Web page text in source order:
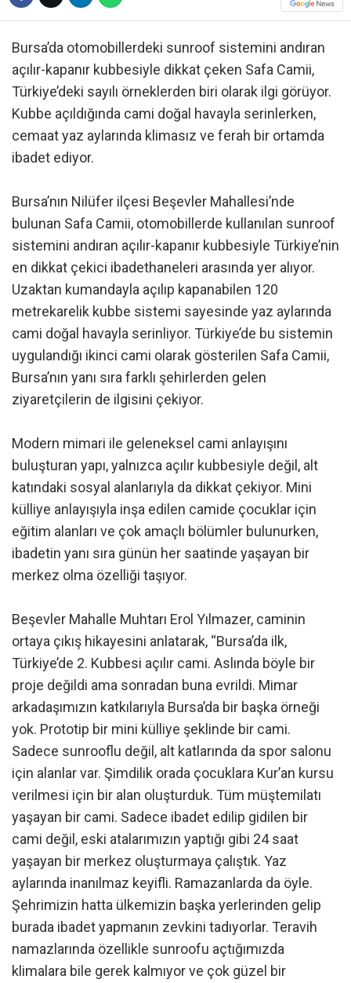
Bursa’da otomobillerdeki sunroof sistemini andıran
açılır-kapanır kubbesiyle dikkat çeken Safa Camii,
Türkiye’deki sayılı örneklerden biri olarak ilgi görüyor.
Kubbe açıldığında cami doğal havayla serinlerken,
cemaat yaz aylarında klimasız ve ferah bir ortamda
ibadet ediyor.
Bursa’nın Nilüfer ilçesi Beşevler Mahallesi’nde
bulunan Safa Camii, otomobillerde kullanılan sunroof
sistemini andıran açılır-kapanır kubbesiyle Türkiye’nin
en dikkat çekici ibadethaneleri arasında yer alıyor.
Uzaktan kumandayla açılıp kapanabilen 120
metrekarelik kubbe sistemi sayesinde yaz aylarında
cami doğal havayla serinliyor. Türkiye’de bu sistemin
uygulandığı ikinci cami olarak gösterilen Safa Camii,
Bursa’nın yanı sıra farklı şehirlerden gelen
ziyaretçilerin de ilgisini çekiyor.
Modern mimari ile geleneksel cami anlayışını
buluşturan yapı, yalnızca açılır kubbesiyle değil, alt
katındaki sosyal alanlarıyla da dikkat çekiyor. Mini
külliye anlayışıyla inşa edilen camide çocuklar için
eğitim alanları ve çok amaçlı bölümler bulunurken,
ibadetin yanı sıra günün her saatinde yaşayan bir
merkez olma özelliği taşıyor.
Beşevler Mahalle Muhtarı Erol Yılmazer, caminin
ortaya çıkış hikayesini anlatarak, “Bursa’da ilk,
Türkiye’de 2. Kubbesi açılır cami. Aslında böyle bir
proje değildi ama sonradan buna evrildi. Mimar
arkadaşımızın katkılarıyla Bursa’da bir başka örneği
yok. Prototip bir mini külliye şeklinde bir cami.
Sadece sunrooflu değil, alt katlarında da spor salonu
için alanlar var. Şimdilik orada çocuklara Kur’an kursu
verilmesi için bir alan oluşturduk. Tüm müştemilatı
yaşayan bir cami. Sadece ibadet edilip gidilen bir
cami değil, eski atalarımızın yaptığı gibi 24 saat
yaşayan bir merkez oluşturmaya çalıştık. Yaz
aylarında inanılmaz keyifli. Ramazanlarda da öyle.
Şehrimizin hatta ülkemizin başka yerlerinden gelip
burada ibadet yapmanın zevkini tadıyorlar. Teravih
namazlarında özellikle sunroofu açtığımızda
klimalara bile gerek kalmıyor ve çok güzel bir